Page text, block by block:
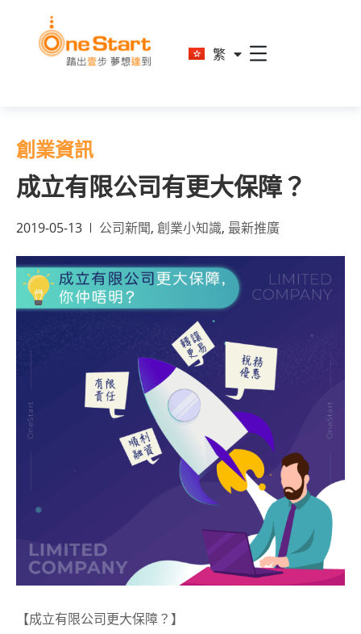
繁
简
創業資訊
成立有限公司有更大保障？
2019-05-13 公司新聞, 創業小知識, 最新推廣
【成立有限公司更大保障？】